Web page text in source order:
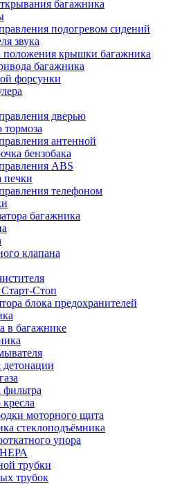
багажника
подогревом сидений
звука
положения крышки багажника
багажника
форсунки
дверью
антенной
бензобака
ABS
печки
телефоном
багажника
клапана
Стоп
блока предохранителей
в багажнике
моторного щита
стеклоподъёмника
упора
трубки
трубок